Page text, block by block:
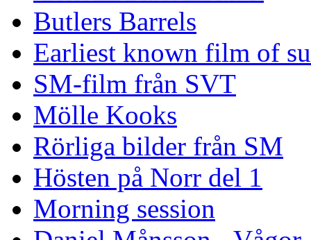
Butlers Barrels
Earliest known film of
SM-film från SVT
Mölle Kooks
Rörliga bilder från SM
Hösten på Norr del 1
Morning session